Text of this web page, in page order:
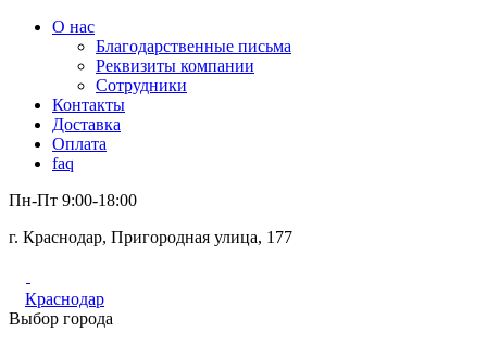
О нас
Благодарственные письма
Реквизиты компании
Сотрудники
Контакты
Доставка
Оплата
faq
Пн-Пт 9:00-18:00
г. Краснодар, Пригородная улица, 177
Краснодар
Выбор города